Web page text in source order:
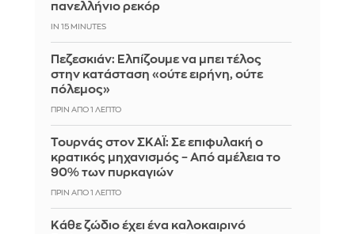
πανελλήνιο ρεκόρ
IN 15 MINUTES
Πεζεσκιάν: Ελπίζουμε να μπει τέλος
στην κατάσταση «ούτε ειρήνη, ούτε
πόλεμος»
ΠΡΙΝ ΑΠΌ 1 ΛΕΠΤΌ
Τουρνάς στον ΣΚΑΪ: Σε επιφυλακή ο
κρατικός μηχανισμός – Από αμέλεια το
90% των πυρκαγιών
ΠΡΙΝ ΑΠΌ 1 ΛΕΠΤΌ
Κάθε ζώδιο έχει ένα καλοκαιρινό